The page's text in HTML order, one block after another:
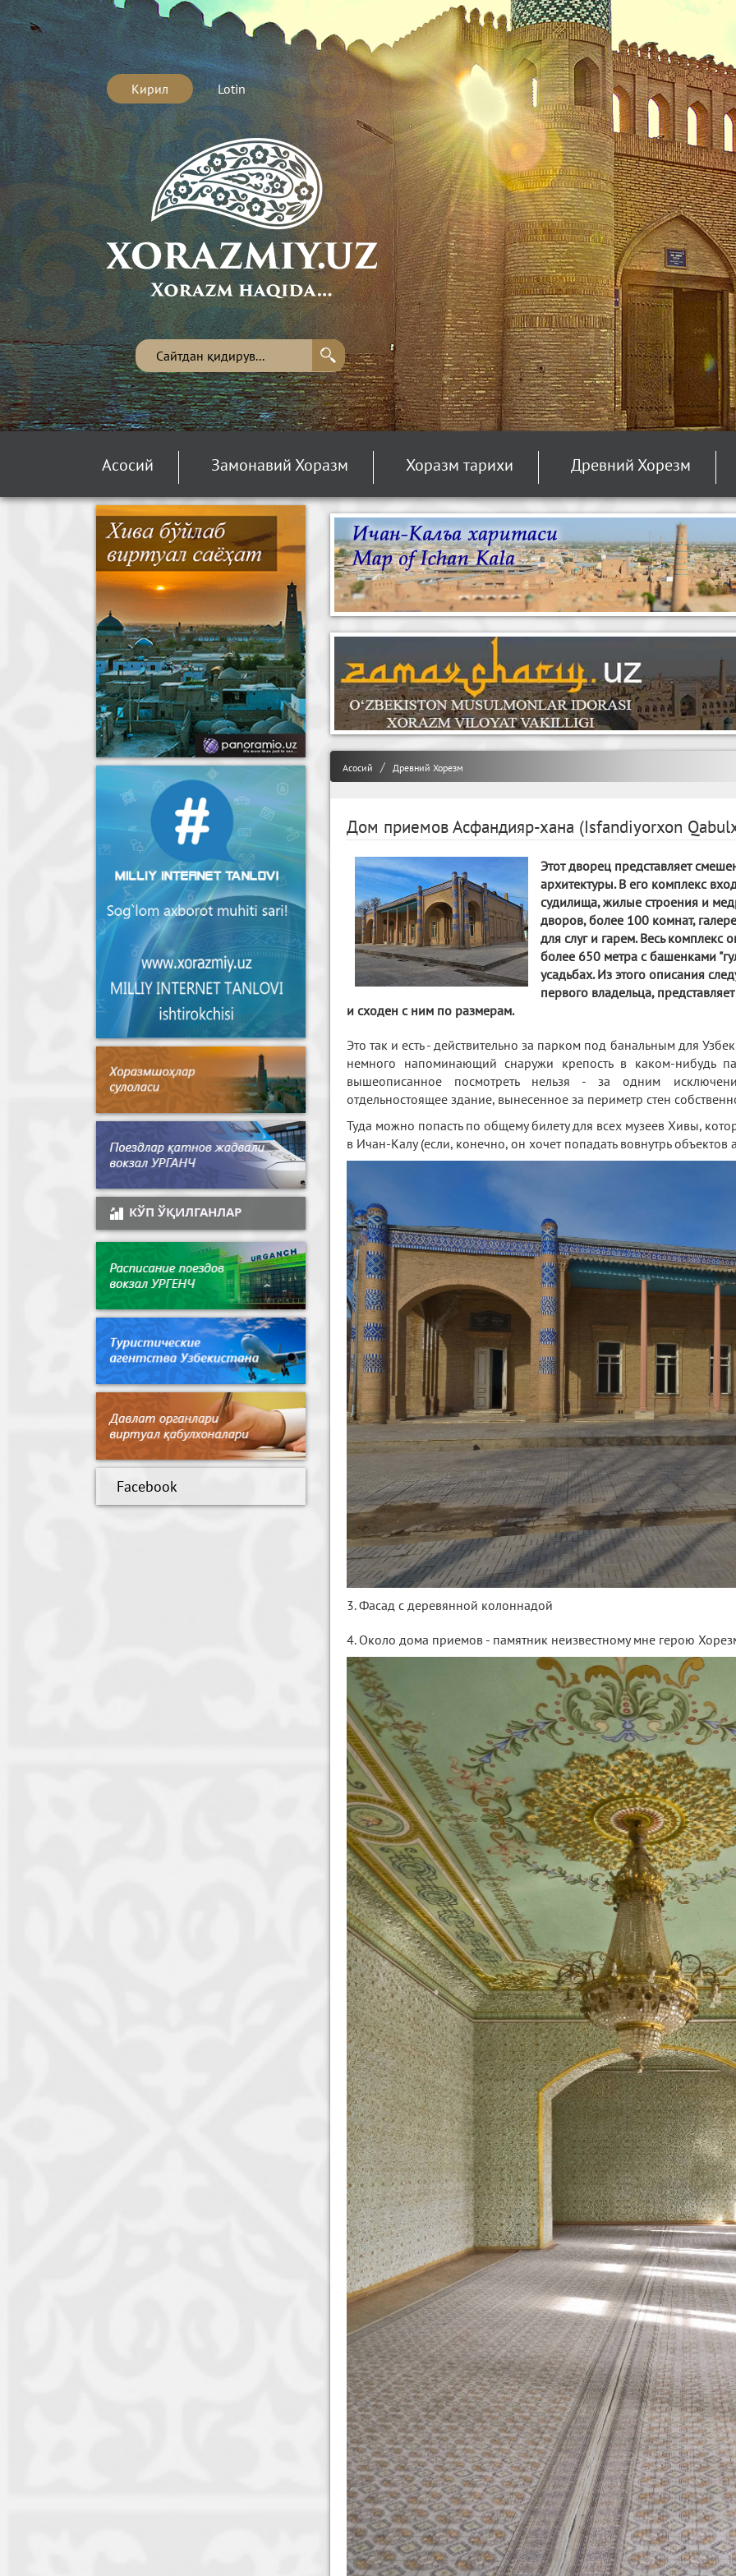
Кирил Lotin
Асосий Замонавий Хоразм Хоразм тарихи Древний Хорезм
Асосий Древний Хорезм
Дом приемов Асфандияр-хана (Isfandiyorxon
Этот дворец представляет
архитектуры. В его комплекс
судилища, жилые строения и
дворов, более 100 комнат,
для слуг и гарем. Весь
более 650 метра с башенками
усадьбах. Из этого описания
первого владельца,
и сходен с ним по размерам.
Это так и есть - действительно за парком под банальным для
немного напоминающий снаружи крепость в каком-нибудь
вышеописанное посмотреть нельзя - за одним
отдельностоящее здание, вынесенное за периметр стен
Туда можно попасть по общему билету для всех музеев Хивы,
в Ичан-Калу (если, конечно, он хочет попадать вовнутрь объектов
3. Фасад с деревянной колоннадой
4. Около дома приемов - памятник неизвестному мне герою
КЎП ЎҚИЛГАНЛАР
Facebook